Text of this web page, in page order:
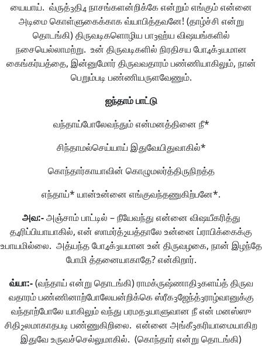
யையாய். வ்ருத்3தி4 நாசங்களன்றிக்கே என்றும் எங்கும் என்னை
அடிமை கொள்ளுகைக்காக வ்யாபித்தவனே! (தாழ்ச்சி என்று
தொடங்கி) திருவடிகளொழிய பா3ஹ்ய விஷயங்களில்
நசையெல்லாமற்று. உன் திருவடிகளில் நிரதிசய போ4க்3யமான
கைங்கர்யத்தை, இன்னுமோர் திருவவதாரம் பண்ணியாகிலும், நான்
பெறும்படி பண்ணியருளவேணும்.
ஐந்தாம் பாட்டு
வந்தாய்போலேவந்தும் என்மனத்தினை நீ*
சிந்தாமல்செய்யாய் இதுவேயிதுவாகில்*
கொந்தார்காயாவின் கொழுமலர்த்திருநிறத்த
எந்தாய்* யான்உன்னை எங்குவந்தணுகிற்பனே*.
அவ:-அஞ்சாம் பாட்டில் – நீயேவந்து என்னை விஷயீகரித்து
த4ரிப்பியாயாகில், என் ஸாமர்த்2யத்தாலே உன்னை ப்ராபிக்கைக்கு
உபாயமில்லை. அத்யந்த போ4க்3யமான உன் திருவழகை, நான் இழந்தே
போமி த்தனையாகாதே? என்கிறார்.
வ்யா:-(வந்தாய் என்று தொடங்கி) ராமக்ருஷ்ணாதி3களய்த் திருவ
வதாரம் பண்ணினாற்போலேயன்றிக்கெ ஸ்ரீக3ஜேந்த்3ராழ்வானுக்கு
வந்தாற்போலே யாகிலும் வந்து பரமத3யாளுவான நீ என் மனஸ்ஸு
சிதி2லமாகாதபடி பண்ணுகிறிலை. என்னை அங்கீ3கரியாமையாகிற
இதுவே உருவச்செல்லுமாகில். (கொந்தார் என்று தொடங்கி)